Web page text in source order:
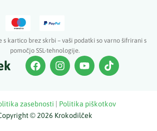
s kartico brez skrbi – vaši podatki so varno šifrirani s
pomočjo SSL-tehnologije.
© 2026 Krokodilček
zasebnosti Politika piškotkov